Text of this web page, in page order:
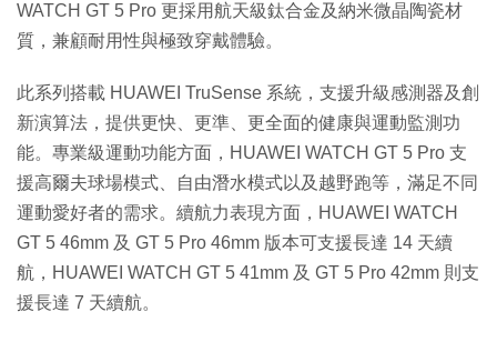
WATCH GT 5 Pro 更採用航天級鈦合金及納米微晶陶瓷材
質，兼顧耐用性與極致穿戴體驗。
此系列搭載 HUAWEI TruSense 系統，支援升級感測器及創
新演算法，提供更快、更準、更全面的健康與運動監測功
能。專業級運動功能方面，HUAWEI WATCH GT 5 Pro 支
援高爾夫球場模式、自由潛水模式以及越野跑等，滿足不同
運動愛好者的需求。續航力表現方面，HUAWEI WATCH
GT 5 46mm 及 GT 5 Pro 46mm 版本可支援長達 14 天續
航，HUAWEI WATCH GT 5 41mm 及 GT 5 Pro 42mm 則支
援長達 7 天續航。